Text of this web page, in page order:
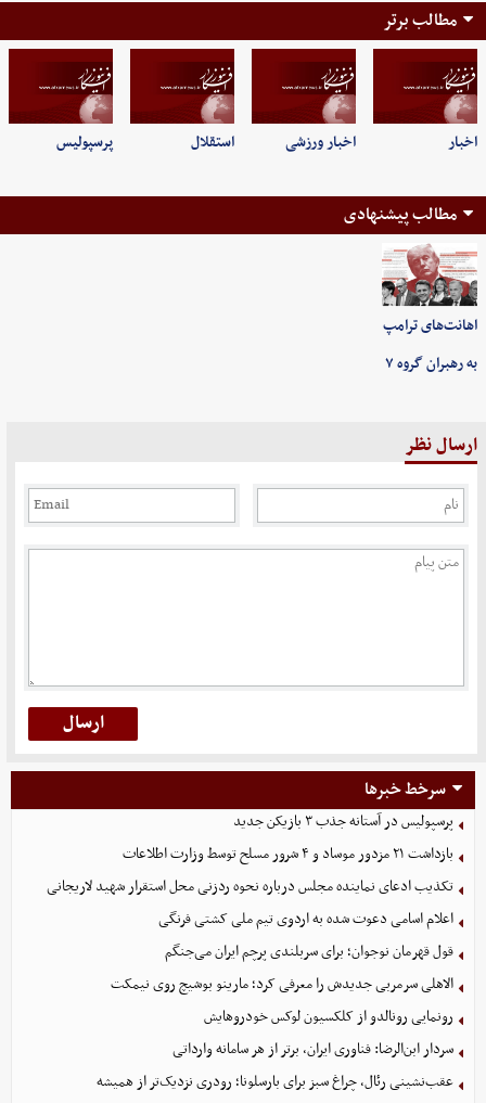
مطالب برتر
اخبار اخبار ورزشی استقلال پرسپولیس
مطالب پیشنهادی
اهانت‌های ترامپ
به رهبران گروه ۷
ارسال نظر
سرخط خبرها
پرسپولیس در آستانه جذب ۳ بازیکن جدید
بازداشت ۲۱ مزدور موساد و ۴ شرور مسلح توسط وزارت اطلاعات
تکذیب ادعای نماینده مجلس درباره نحوه ردزنی محل استقرار شهید لاریجانی
اعلام اسامی دعوت شده به اردوی تیم ملی کشتی فرنگی
قول قهرمان نوجوان؛ برای سربلندی پرچم ایران می‌جنگم
الاهلی سرمربی جدیدش را معرفی کرد؛ مارینو بوشیچ روی نیمکت
رونمایی رونالدو از کلکسیون لوکس خودروهایش
سردار ابن‌الرضا: فناوری ایران، برتر از هر سامانه وارداتی
عقب‌نشینی رئال، چراغ سبز برای بارسلونا؛ رودری نزدیک‌تر از همیشه